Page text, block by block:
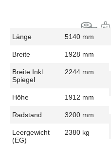
Länge 5140 mm
Breite 1928 mm
Breite Inkl.
Spiegel
2244 mm
Höhe 1912 mm
Radstand 3200 mm
Leergewicht
(EG)
2380 kg